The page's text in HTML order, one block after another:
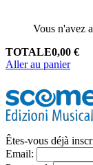
Vous n'avez
TOTALE0,00 €
Aller au panier
Êtes-vous déjà
Email: